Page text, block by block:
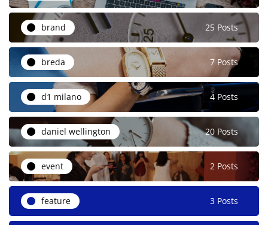
brand 25 Posts
breda 7 Posts
d1 milano 4 Posts
daniel wellington 20 Posts
event 2 Posts
feature 3 Posts